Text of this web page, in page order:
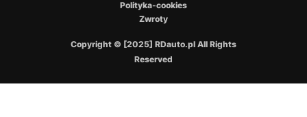
Copyright © [2025] RDauto.pl All Rights
Reserved
Polityka-cookies
Zwroty